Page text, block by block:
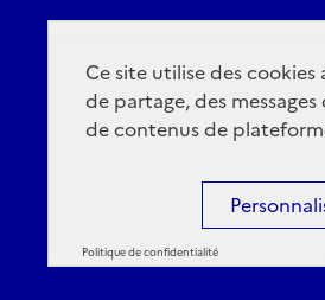
Ce site utilise des
de partage, des
de contenus de
Politique de confidentialité